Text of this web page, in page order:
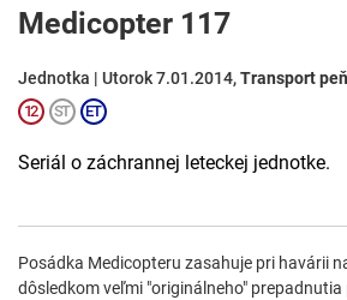
Medicopter 117
Jednotka | Utorok 7.01.2014,Transport
Seriál o záchrannej leteckej jednotke.
Posádka Medicopteru zasahuje pri havárii
dôsledkom veľmi "originálneho"